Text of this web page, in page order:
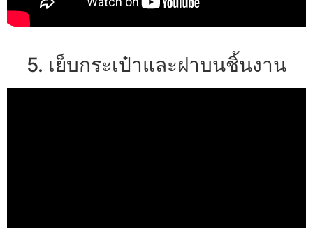
5. เย็บกระเป๋าและฝาบนชิ้นงาน